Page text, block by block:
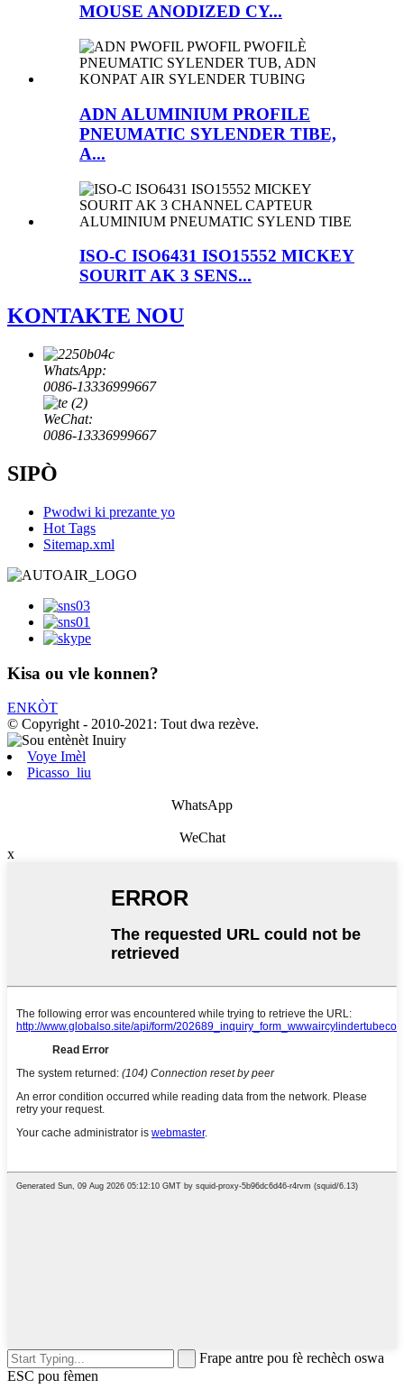
MOUSE ANODIZED CY...
ADN ALUMINIUM PROFILE
PNEUMATIC SYLENDER TIBE,
A...
ISO-C ISO6431 ISO15552 MICKEY
SOURIT AK 3 SENS...
KONTAKTE NOU
WhatsApp:
0086-13336999667
WeChat:
0086-13336999667
SIPÒ
Pwodwi ki prezante yo
Hot Tags
Sitemap.xml
Kisa ou vle konnen?
ENKÒT
© Copyright - 2010-2021: Tout dwa rezève.
Voye Imèl
Picasso_liu
WhatsApp
WeChat
x
Frape antre pou fè rechèch oswa
ESC pou fèmen